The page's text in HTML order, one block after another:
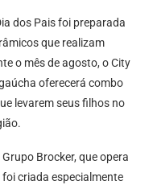
dos Pais foi preparada
que realizam
o mês de agosto, o City
oferecerá combo
levarem seus filhos no
Brocker, que opera
criada especialmente